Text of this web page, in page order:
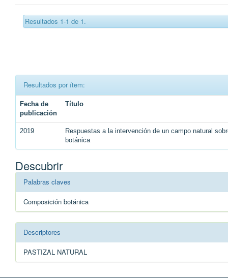
Resultados 1-1 de 1.
Resultados por ítem:
Fecha de
publicación
Título
2019
Respuestas a la intervención de un campo natural
botánica
Descubrir
Palabras claves
Composición botánica
Descriptores
PASTIZAL NATURAL